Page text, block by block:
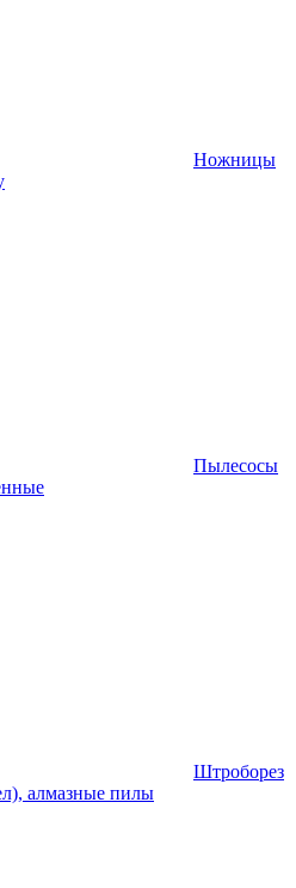
Ножницы
Пылесосы
Штроборез
алмазные пилы